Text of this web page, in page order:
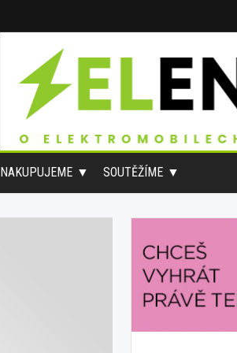
NAKUPUJEME SOUTĚŽÍME